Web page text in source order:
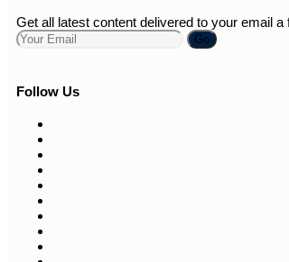
Get all latest content delivered to your email a
Go
Follow Us